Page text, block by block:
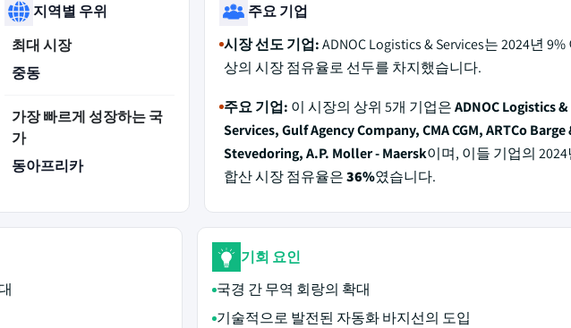
지역별 우위
최대 시장
중동
가장 빠르게 성장하는 국
가
동아프리카
주요 기업
시장 선도 기업:ADNOC Logistics & Services는 2024년 9%
상의 시장 점유율로 선두를 차지했습니다.
주요 기업: 이 시장의 상위 5개 기업은ADNOC Logistics &
Services, Gulf Agency Company, CMA CGM, ARTCo Barge
Stevedoring, A.P. Moller - Maersk이며, 이들 기업의 2024
합산 시장 점유율은36%였습니다.
기회 요인
국경 간 무역 회랑의 확대
기술적으로 발전된 자동화 바지선의 도입